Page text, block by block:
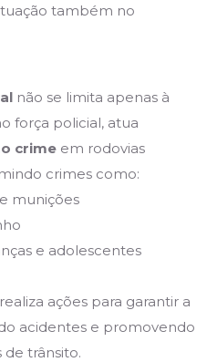
também no
não se limita apenas à
força policial, atua
crime em rodovias
crimes como:
munições
e adolescentes
ações para garantir a
acidentes e promovendo
trânsito.